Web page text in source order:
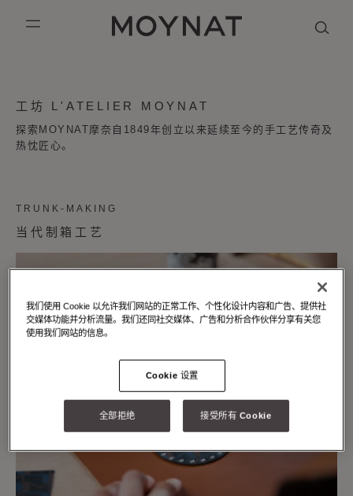
mobile_menu
MOYNAT PARIS
工坊 L'ATELIER MOYNAT
探索MOYNAT摩奈自1849年创立以来延续至今的手工艺传奇及
热忱匠心。
TRUNK-MAKING
当代制箱工艺
GABRIELLE
简体中文
我们使用 Cookie 以允许我们网站的正常工作、个性化设计内容和广告、提供社
交媒体功能并分析流量。我们还同社交媒体、广告和分析合作伙伴分享有关您
使用我们网站的信息。
Cookie 设置
全部拒绝 接受所有 Cookie